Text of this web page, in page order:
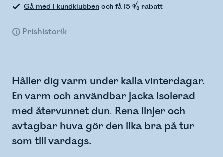
Gå med i kundklubben och få 15 % rabatt
Prishistorik
Håller dig varm under kalla vinterdagar.
En varm och användbar jacka isolerad
med återvunnet dun. Rena linjer och
avtagbar huva gör den lika bra på tur
som till vardags.